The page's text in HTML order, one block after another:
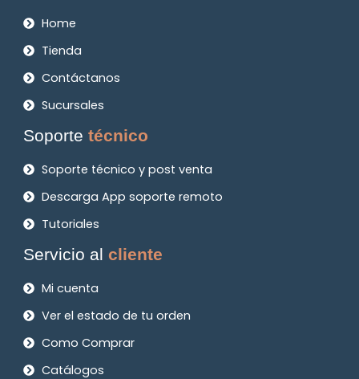
Home
Tienda
Contáctanos
Sucursales
Soportetécnico
Soporte técnico y post venta
Descarga App soporte remoto
Tutoriales
Servicio alcliente
Mi cuenta
Ver el estado de tu orden
Como Comprar
Catálogos